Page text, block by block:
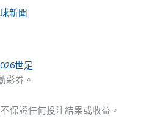
新聞
彩券。
保證任何投注結果或收益。